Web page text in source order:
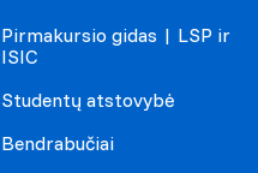
Pirmakursio gidas | LSP ir
ISIC
Studentų atstovybė
Bendrabučiai